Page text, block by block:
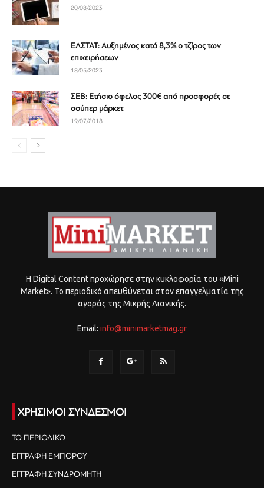
20/08/2023
ΕΛΣΤΑΤ: Αυξημένος κατά 8,3% ο τζίρος των
επιχειρήσεων
18/05/2023
ΣΕΒ: Ετήσιο όφελος 300€ από προσφορές σε
σούπερ μάρκετ
19/07/2018
Η Digital Content προχώρησε στην κυκλοφορία του «Mini
Market». Το περιοδικό απευθύνεται στον επαγγελματία της
αγοράς της Μικρής Λιανικής.
Email: info@minimarketmag.gr
ΧΡΗΣΙΜΟΙ ΣΥΝΔΕΣΜΟΙ
ΤΟ ΠΕΡΙΟΔΙΚΟ
ΕΓΓΡΑΦΗ ΕΜΠΟΡΟΥ
ΕΓΓΡΑΦΗ ΣΥΝΔΡΟΜΗΤΗ